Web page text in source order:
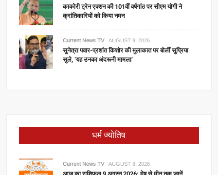
काकोरी ट्रेन एक्शन की 101वीं वर्षगांठ पर सीएम योगी ने
क्रांतिकारियों को किया नमन
Current News TV AUGUST 9, 2026
सुनेत्रा पवार-प्रशांत किशोर की मुलाकात पर बोलीं सुप्रिया
सुले, ‘यह उनका अंदरूनी मामला’
धर्म ज्योतिष
Current News TV AUGUST 8, 2026